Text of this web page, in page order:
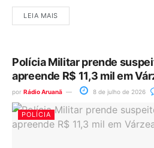
LEIA MAIS
Polícia Militar prende
apreende R$ 11,3 mil em
por Rádio Aruanã 8 de julho de 2026
POLÍCIA